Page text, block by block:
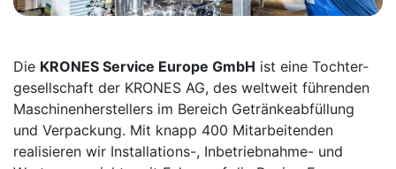
Die KRONES Service Europe GmbH ist eine Tochter­
gesellschaft der KRONES AG, des weltweit führenden
Maschinen­herstellers im Bereich Getränke­abfüllung
und Verpackung. Mit knapp 400 Mitarbei­tenden
realisieren wir Installations-, Inbetrieb­nahme- und